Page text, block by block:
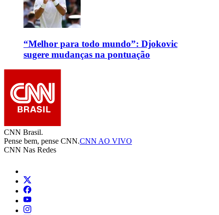
“Melhor para todo mundo”: Djokovic
sugere mudanças na pontuação
CNN Brasil.
Pense bem, pense CNN.CNN AO VIVO
CNN Nas Redes